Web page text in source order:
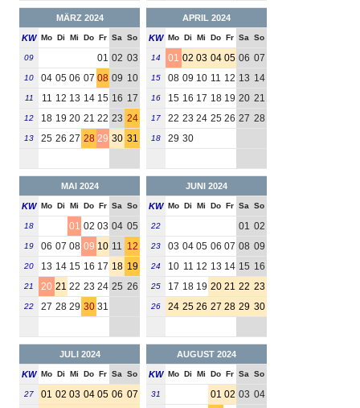
MÄRZ 2024
KW Mo Di Mi Do Fr Sa So
09 01 02 03
10 04 05 06 07 08 09 10
11 11 12 13 14 15 16 17
12 18 19 20 21 22 23 24
13 25 26 27 28 29 30 31
APRIL 2024
KW Mo Di Mi Do Fr Sa So
14 01 02 03 04 05 06 07
15 08 09 10 11 12 13 14
16 15 16 17 18 19 20 21
17 22 23 24 25 26 27 28
18 29 30
MAI 2024
KW Mo Di Mi Do Fr Sa So
18 01 02 03 04 05
19 06 07 08 09 10 11 12
20 13 14 15 16 17 18 19
21 20 21 22 23 24 25 26
22 27 28 29 30 31
JUNI 2024
KW Mo Di Mi Do Fr Sa So
22 01 02
23 03 04 05 06 07 08 09
24 10 11 12 13 14 15 16
25 17 18 19 20 21 22 23
26 24 25 26 27 28 29 30
JULI 2024
KW Mo Di Mi Do Fr Sa So
27 01 02 03 04 05 06 07
AUGUST 2024
KW Mo Di Mi Do Fr Sa So
31 01 02 03 04